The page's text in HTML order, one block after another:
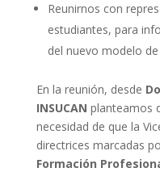
Reunirnos con
estudiantes, para
del nuevo modelo de
En la reunión, desde
INSUCAN planteamos
necesidad de que la
directrices marcadas
Formación